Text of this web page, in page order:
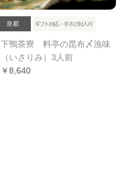
下鴨茶寮 料亭の昆布〆漁味
（いさりみ）3人前
￥8,640